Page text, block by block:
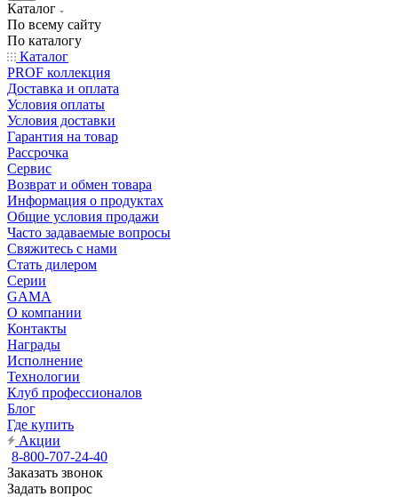
Каталог
По всему сайту
По каталогу
Каталог
PROF коллекция
Доставка и оплата
Условия оплаты
Условия доставки
Гарантия на товар
Рассрочка
Сервис
Возврат и обмен товара
Информация о продуктах
Общие условия продажи
Часто задаваемые вопросы
Свяжитесь с нами
Стать дилером
Серии
GAMA
О компании
Контакты
Награды
Исполнение
Технологии
Клуб профессионалов
Блог
Где купить
Акции
8-800-707-24-40
Заказать звонок
Задать вопрос